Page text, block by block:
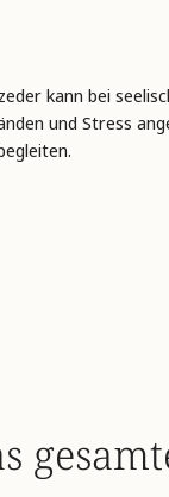
kann bei
und Stress